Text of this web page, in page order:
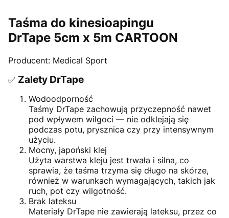
Taśma do kinesioapingu
DrTape 5cm x 5m CARTOON
Producent: Medical Sport
✅ Zalety DrTape
Wodoodporność
Taśmy DrTape zachowują przyczepność nawet
pod wpływem wilgoci — nie odklejają się
podczas potu, prysznica czy przy intensywnym
użyciu.
Mocny, japoński klej
Użyta warstwa kleju jest trwała i silna, co
sprawia, że taśma trzyma się długo na skórze,
również w warunkach wymagających, takich jak
ruch, pot czy wilgotność.
Brak lateksu
Materiały DrTape nie zawierają lateksu, przez co